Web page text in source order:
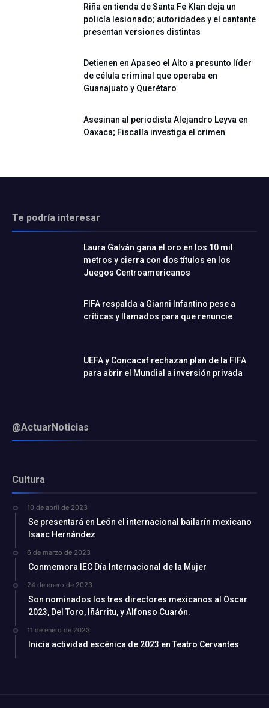
Riña en tienda de Santa Fe Klan deja un
policía lesionado; autoridades y el cantante
presentan versiones distintas
Detienen en Apaseo el Alto a presunto líder
de célula criminal que operaba en
Guanajuato y Querétaro
Asesinan al periodista Alejandro Leyva en
Oaxaca; Fiscalía investiga el crimen
Te podría interesar
Laura Galván gana el oro en los 10 mil
metros y cierra con dos títulos en los
Juegos Centroamericanos
FIFA respalda a Gianni Infantino pese a
críticas y llamados para que renuncie
UEFA y Concacaf rechazan plan de la FIFA
para abrir el Mundial a inversión privada
@ActuarNoticias
Cultura
10 de abril de 2023
Se presentará en León el internacional bailarín mexicano
Isaac Hernández
6 de marzo de 2023
Conmemora IEC Día Internacional de la Mujer
24 de enero de 2023
Son nominados los tres directores mexicanos al Oscar
2023, Del Toro, Iñárritu, y Alfonso Cuarón.
11 de enero de 2023
Inicia actividad escénica de 2023 en Teatro Cervantes